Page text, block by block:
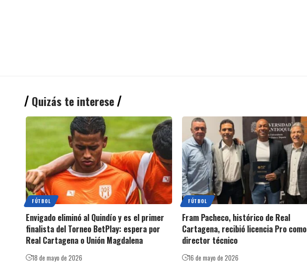
Quizás te interese
FÚTBOL
Envigado eliminó al Quindío y es el primer
finalista del Torneo BetPlay: espera por
Real Cartagena o Unión Magdalena
18 de mayo de 2026
FÚTBOL
Fram Pacheco, histórico de Real
Cartagena, recibió licencia Pro como
director técnico
16 de mayo de 2026